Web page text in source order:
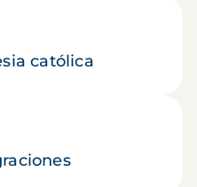
católica